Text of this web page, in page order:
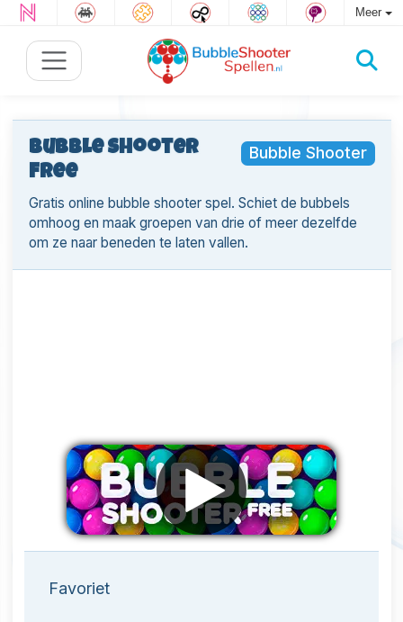
Meer
Bubble Shooter
Bubble Shooter
Free
Gratis online bubble shooter spel. Schiet de bubbels
omhoog en maak groepen van drie of meer dezelfde
om ze naar beneden te laten vallen.
Favoriet